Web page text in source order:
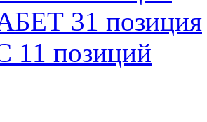
31 позиция
позиций